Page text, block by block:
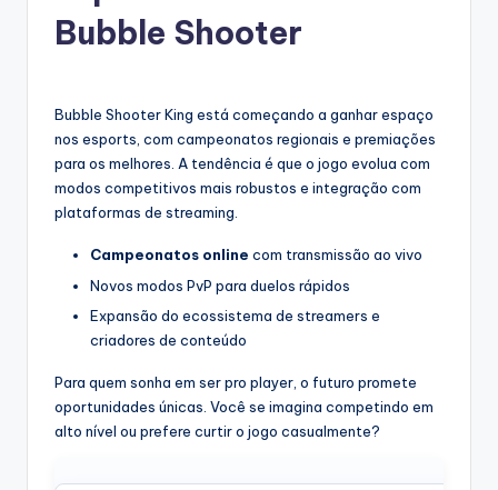
Bubble Shooter
Bubble Shooter King está começando a ganhar espaço
nos esports, com campeonatos regionais e premiações
para os melhores. A tendência é que o jogo evolua com
modos competitivos mais robustos e integração com
plataformas de streaming.
Campeonatos online com transmissão ao vivo
Novos modos PvP para duelos rápidos
Expansão do ecossistema de streamers e
criadores de conteúdo
Para quem sonha em ser pro player, o futuro promete
oportunidades únicas. Você se imagina competindo em
alto nível ou prefere curtir o jogo casualmente?